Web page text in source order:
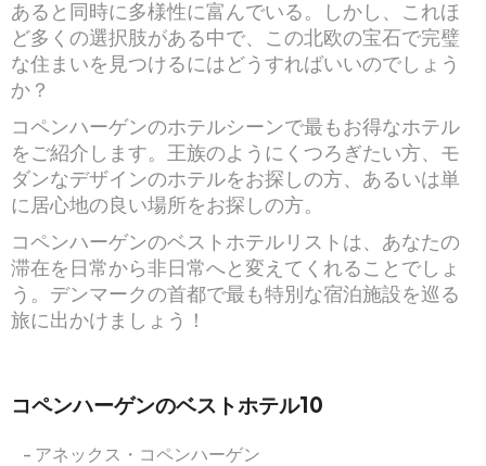
あると同時に多様性に富んでいる。しかし、これほ
ど多くの選択肢がある中で、この北欧の宝石で完璧
な住まいを見つけるにはどうすればいいのでしょう
か？
コペンハーゲンのホテルシーンで最もお得なホテル
をご紹介します。王族のようにくつろぎたい方、モ
ダンなデザインのホテルをお探しの方、あるいは単
に居心地の良い場所をお探しの方。
コペンハーゲンのベストホテルリストは、あなたの
滞在を日常から非日常へと変えてくれることでしょ
う。デンマークの首都で最も特別な宿泊施設を巡る
旅に出かけましょう！
コペンハーゲンのベストホテル10
アネックス・コペンハーゲン